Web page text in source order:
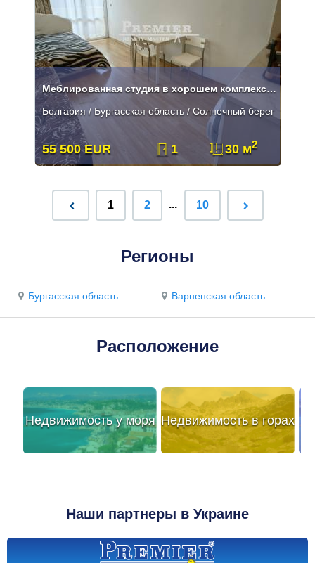
Меблированная студия в хорошем комплексе в Солнечном Берегу.
Болгария / Бургасская область / Солнечный берег
55 500 EUR 1 30 м2
1 2 ... 10
Регионы
Бургасская область Варненская область
Расположение
Недвижимость у моря Недвижимость в горах
Наши партнеры в Украине